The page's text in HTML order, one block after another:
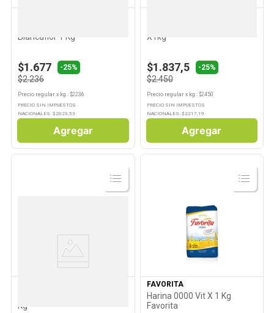
Blancaflor 1 Kg
$1.677 -25%
$2.236
Precio regular x kg. : $2236
PRECIO SIN IMPUESTOS
NACIONALES: $ 2023,53
Agregar
X1kg
$1.837,5 -25%
$2.450
Precio regularx kg. : $2450
PRECIO SIN IMPUESTOS
NACIONALES: $ 2217,19
Agregar
Ver
Producto
Kg
Ver
Producto
FAVORITA
Harina 0000 Vit X 1 Kg
Favorita